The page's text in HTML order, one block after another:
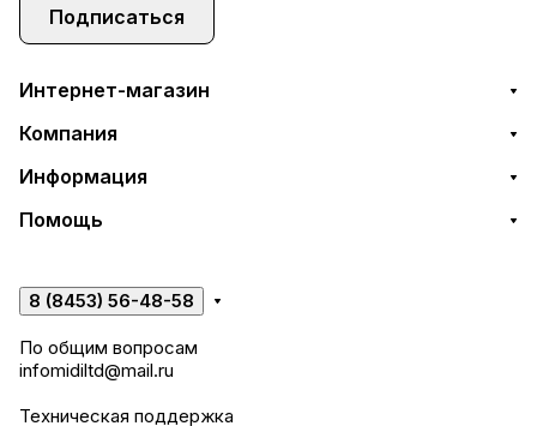
Подписаться
Интернет-магазин
Компания
Информация
Помощь
8 (8453) 56-48-58
По общим вопросам
infomidiltd@mail.ru
Техническая поддержка